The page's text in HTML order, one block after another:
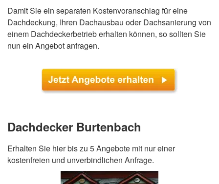
Damit Sie ein separaten Kostenvoranschlag für eine
Dachdeckung, Ihren Dachausbau oder Dachsanierung von
einem Dachdeckerbetrieb erhalten können, so sollten Sie
nun ein Angebot anfragen.
Dachdecker Burtenbach
Erhalten Sie hier bis zu 5 Angebote mit nur einer
kostenfreien und unverbindlichen Anfrage.